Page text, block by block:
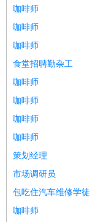
咖啡师
咖啡师
咖啡师
食堂招聘勤杂工
咖啡师
咖啡师
咖啡师
咖啡师
策划经理
市场调研员
包吃住汽车维修学徒
咖啡师